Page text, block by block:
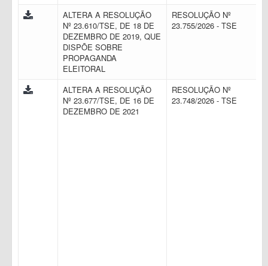
ALTERA A RESOLUÇÃO
Nº 23.610/TSE, DE 18 DE
DEZEMBRO DE 2019, QUE
DISPÕE SOBRE
PROPAGANDA
ELEITORAL
RESOLUÇÃO Nº
23.755/2026 - TSE
ALTERA A RESOLUÇÃO
Nº 23.677/TSE, DE 16 DE
DEZEMBRO DE 2021
RESOLUÇÃO Nº
23.748/2026 - TSE